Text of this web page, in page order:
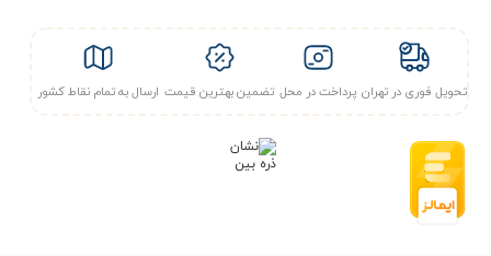
تحویل فوری در تهران پرداخت در محل تضمین بهترین قیمت ارسال به تمام نقاط کشور